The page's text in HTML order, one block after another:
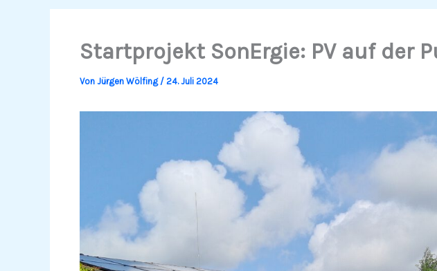
Startprojekt SonErgie: PV auf der
Von Jürgen Wölfing / 24. Juli 2024